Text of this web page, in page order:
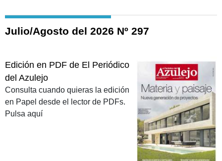
Julio/Agosto del 2026 Nº 297
Edición en PDF de El Periódico
del Azulejo
Consulta cuando quieras la edición
en Papel desde el lector de PDFs.
Pulsa aquí